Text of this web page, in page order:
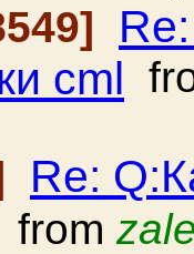
cml
Re:
from